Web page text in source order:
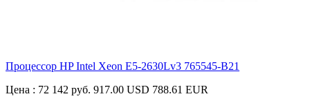
Процессор HP Intel Xeon E5-2630Lv3 765545-B21
Цена : 72 142 руб. 917.00 USD 788.61 EUR